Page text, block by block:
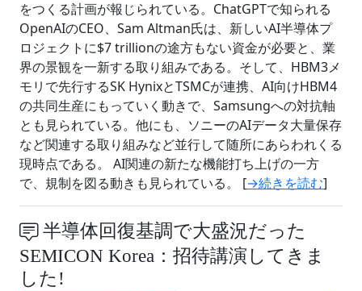
をつくる計画が報じられている。ChatGPTで知られる
OpenAIのCEO、Sam Altman氏は、新しいAI半導体プ
ロジェクトに$7 trillionの途方もない資金が必要と、業
界の景観を一新する取り組みである。そして、HBM3メ
モリで先行するSK HynixとTSMCが連携、AI向けHBM4
の共同生産にもっていく動きで、Samsungへの対抗軸
とも見られている。他にも、ソニーのAIデータ大量保存
など関連する取り組みなど並行して随所にあらわれくる
現時点である。 AI関連の新たな機能打ち上げの一方
で、規制を図る動きも見られている。 [→続きを読む]
半導体回復基調で大盛況だった
SEMICON Korea：招待講演してきま
した!